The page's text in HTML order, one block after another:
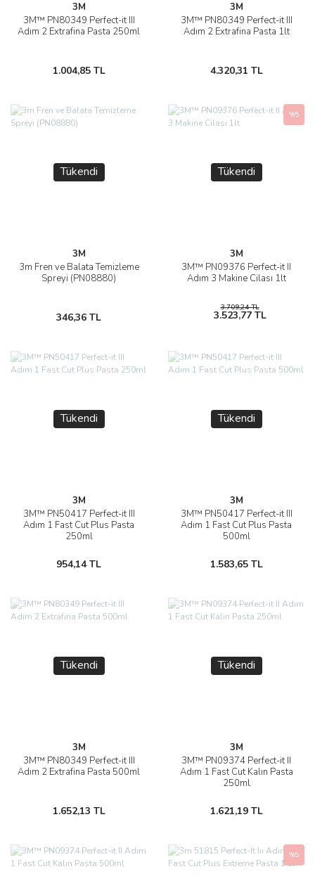
3M
3M™ PN80349 Perfect-it III
Adım 2 Extrafina Pasta 250ml
1.004,85 TL
3M
3M™ PN80349 Perfect-it III
Adım 2 Extrafina Pasta 1lt
4.320,31 TL
Tükendi
3M
3m Fren ve Balata Temizleme
Spreyi (PN08880)
346,36 TL
Tükendi
3M
3M™ PN09376 Perfect-it II
Adım 3 Makine Cilası 1lt
%5
3.709,24 TL
3.523,77 TL
Tükendi
3M
3M™ PN50417 Perfect-it III
Adım 1 Fast Cut Plus Pasta
250ml
954,14 TL
Tükendi
3M
3M™ PN50417 Perfect-it III
Adım 1 Fast Cut Plus Pasta
500ml
1.583,65 TL
Tükendi
3M
3M™ PN80349 Perfect-it III
Adım 2 Extrafina Pasta 500ml
1.652,13 TL
Tükendi
3M
3M™ PN09374 Perfect-it II
Adım 1 Fast Cut Kalın Pasta
250ml
1.621,19 TL
%5